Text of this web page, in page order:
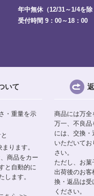
年中無休（12/31～1/4を除
受付時間 9：00～18：00
いて
・重量を示
まります。
商品をカー
と自動的に
します。
商品には万全
万一、不良品
には、交換
いただいて
さい。
ただし、お菓
出荷後のお客
換・返品は受
ください。